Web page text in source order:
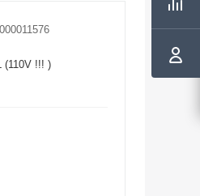
(110V !!! )